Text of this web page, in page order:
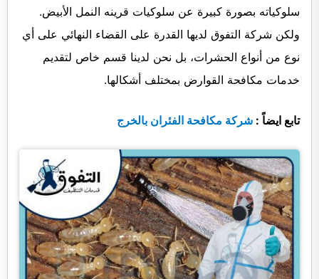
سلوكياته بصورة كبيرة عن سلوكيات قرينه النمل الأبيض.
ولكن شركة التفوق لديها القدرة على القضاء النهائي على أي
نوع من أنواع الحشرات، بل نحن لدينا قسم خاص لتقديم
خدمات مكافحة القوارض بمختلف أشكالها.
تابع ايضاً : شركة مكافحة الفئران بالخرج